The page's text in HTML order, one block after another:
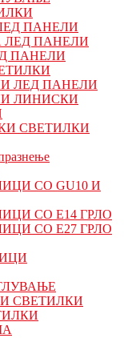
ПАНЕЛИ
ЛЕД ПАНЕЛИ
ПАНЕЛИ
ЛЕД ПАНЕЛИ
ЛИНИСКИ
СВЕТИЛКИ
СО GU10 И
СО Е14 ГРЛО
СО Е27 ГРЛО
СВЕТИЛКИ